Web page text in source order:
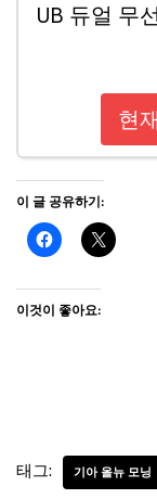
UB 듀얼 무
현
이 글 공유하기:
이것이 좋아요:
태그: 기아 올뉴 모닝